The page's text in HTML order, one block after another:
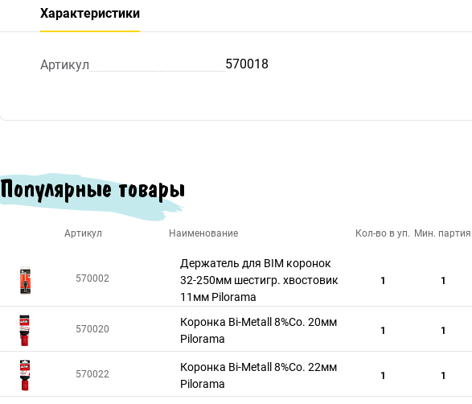
Характеристики
Артикул 570018
Популярные товары
Артикул Наименование Кол-во в уп. Мин. партия
570002
Держатель для BIM коронок
32-250мм шестигр. хвостовик
11мм Pilorama
1 1
570020
Коронка Bi-Metall 8%Co. 20мм
Pilorama
1 1
570022
Коронка Bi-Metall 8%Co. 22мм
Pilorama
1 1